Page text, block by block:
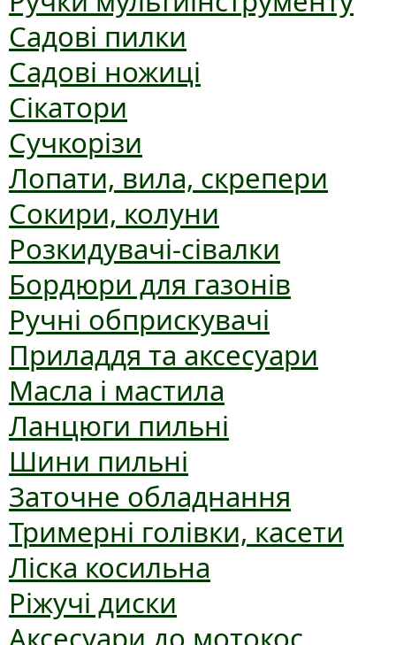
Садові пилки
Садові ножиці
Сікатори
Сучкорізи
Лопати, вила, скрепери
Сокири, колуни
Розкидувачі-сівалки
Бордюри для газонів
Ручні обприскувачі
Приладдя та аксесуари
Масла і мастила
Ланцюги пильні
Шини пильні
Заточне обладнання
Тримерні голівки, касети
Ліска косильна
Ріжучі диски